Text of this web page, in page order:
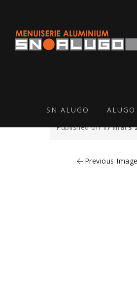
SN ALUGO ALUGO
Published on17 mars
Previous Image